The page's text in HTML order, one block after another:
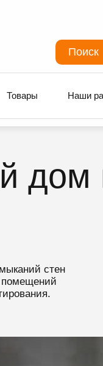
Поиск
Товары Наши
стен
помещений